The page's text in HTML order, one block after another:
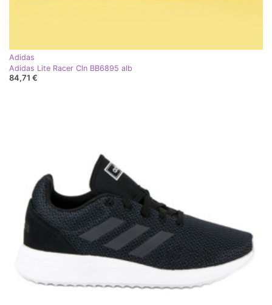
Adidas
Adidas Lite Racer Cln BB6895 alb
84,71 €